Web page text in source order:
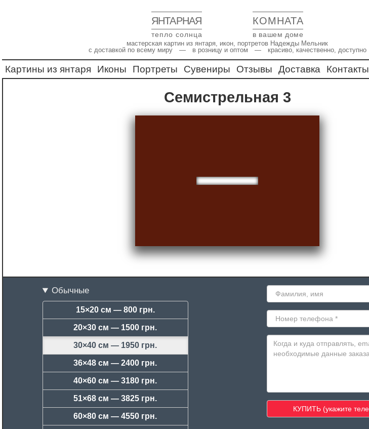
ЯНТАРНАЯ КОМНАТА
тепло солнца в вашем доме
мастерская картин из янтаря, икон, портретов Надежды Мельник
с доставкой по всему миру — в розницу и оптом — красиво, качественно, доступно
Картины из янтаря Иконы Портреты Сувениры Отзывы Доставка Контакты
Семистрельная 3
Обычные
15×20 см — 800 грн.
20×30 см — 1500 грн.
30×40 см — 1950 грн.
36×48 см —2400 грн.
40×60 см —3180 грн.
51×68 см —3825 грн.
60×80 см —4550 грн.